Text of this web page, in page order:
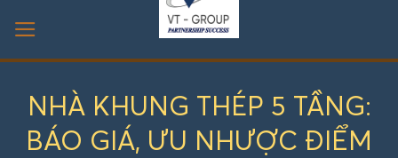
qua
nội
NHÀ KHUNG THÉP 5 TẦNG:
BÁO GIÁ, ƯU NHƯỢC ĐIỂM